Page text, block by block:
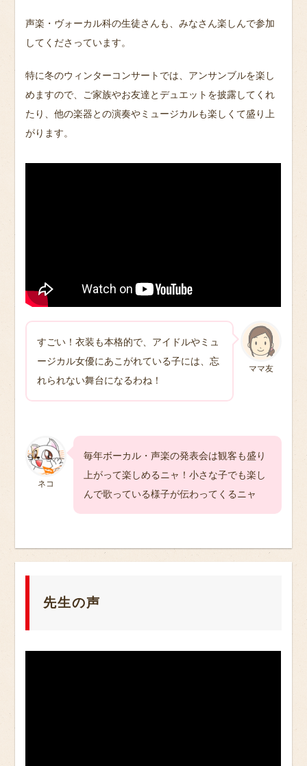
声楽・ヴォーカル科の生徒さんも、みなさん楽しんで参加
してくださっています。
特に冬のウィンターコンサートでは、アンサンブルを楽し
めますので、ご家族やお友達とデュエットを披露してくれ
たり、他の楽器との演奏やミュージカルも楽しくて盛り上
がります。
ママ友
すごい！衣装も本格的で、アイドルやミュ
ージカル女優にあこがれている子には、忘
れられない舞台になるわね！
ネコ
毎年ボーカル・声楽の発表会は観客も盛り
上がって楽しめるニャ！小さな子でも楽し
んで歌っている様子が伝わってくるニャ
先生の声